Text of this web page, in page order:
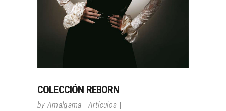
COLECCIÓN REBORN
byAmalgama
Artículos